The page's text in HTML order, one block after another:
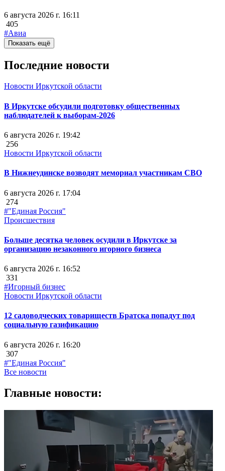
6 августа 2026 г. 16:11
405
#Авиа
Показать ещё
Последние новости
Новости Иркутской области
В Иркутске обсудили подготовку общественных
наблюдателей к выборам-2026
6 августа 2026 г. 19:42
256
Новости Иркутской области
В Нижнеудинске возводят мемориал участникам СВО
6 августа 2026 г. 17:04
274
#"Единая Россия"
Происшествия
Больше десятка человек осудили в Иркутске за
организацию незаконного игорного бизнеса
6 августа 2026 г. 16:52
331
#Игорный бизнес
Новости Иркутской области
12 садоводческих товариществ Братска попадут под
социальную газификацию
6 августа 2026 г. 16:20
307
#"Единая Россия"
Все новости
Главные новости: